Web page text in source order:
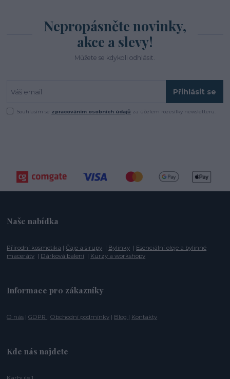
Nepropásněte novinky,
akce a slevy!
Můžete se kdykoli odhlásit.
Přihlásit se
Souhlasím se zpracováním osobních údajů za účelem rozesílky newsletteru.
Naše nabídka
Přírodní kosmetika |Čaje a sirupy | Bylinky | Esenciální oleje a bylinné
maceráty | Dárková balení | Kurzy a workshopy
Informace pro zákazníky
O nás |GDPR |Obchodní podmínky | Blog | Kontakty
Kde nás najdete